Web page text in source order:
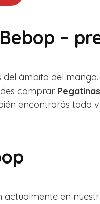
–
ámbito del
comprar
encontrarás toda
actualmente en